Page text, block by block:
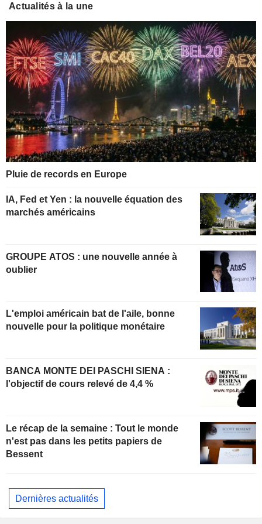
Actualités à la une
Pluie de records en Europe
IA, Fed et Yen : la nouvelle équation des
marchés américains
GROUPE ATOS : une nouvelle année à
oublier
L'emploi américain bat de l'aile, bonne
nouvelle pour la politique monétaire
BANCA MONTE DEI PASCHI SIENA :
l'objectif de cours relevé de 4,4 %
Le récap de la semaine : Tout le monde
n'est pas dans les petits papiers de
Bessent
Dernières actualités